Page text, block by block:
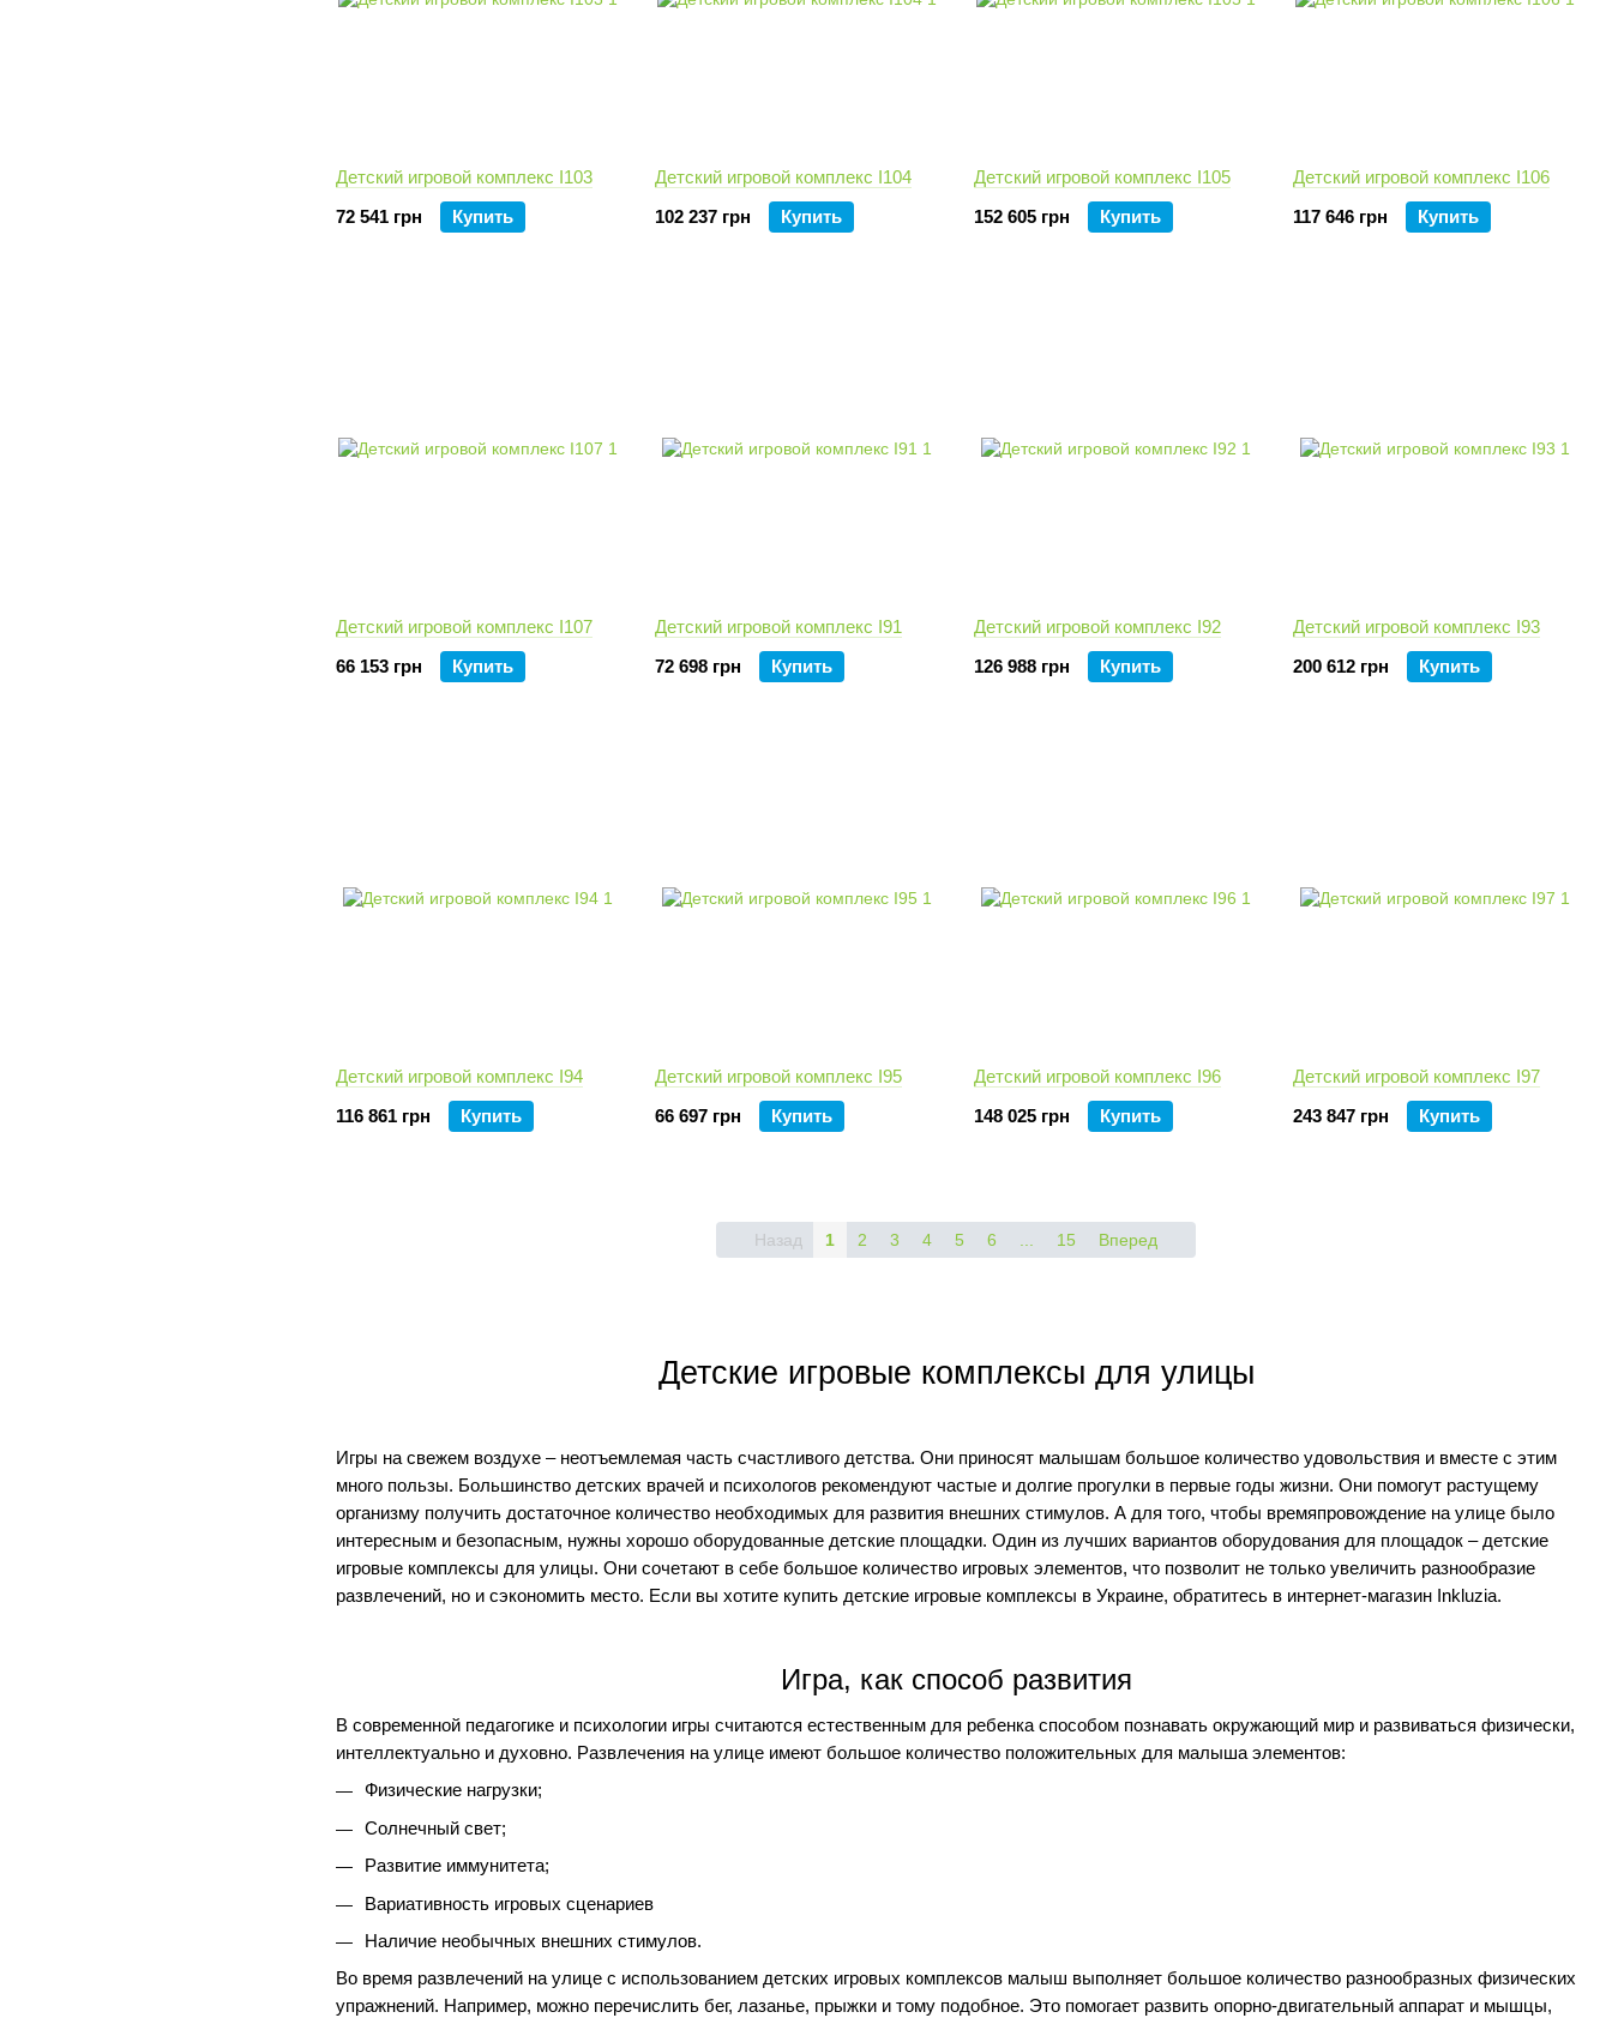
Детские игровые комплексы для улицы
Игры на свежем воздухе – неотъемлемая часть счастливого детства. Они приносят малышам большое количество удовольствия и вместе с этим
много пользы. Большинство детских врачей и психологов рекомендуют частые и долгие прогулки в первые годы жизни. Они помогут растущему
организму получить достаточное количество необходимых для развития внешних стимулов. А для того, чтобы времяпровождение на улице было
интересным и безопасным, нужны хорошо оборудованные детские площадки. Один из лучших вариантов оборудования для площадок – детские
игровые комплексы для улицы. Они сочетают в себе большое количество игровых элементов, что позволит не только увеличить разнообразие
развлечений, но и сэкономить место. Если вы хотите купить детские игровые комплексы в Украине, обратитесь в интернет-магазин Inkluzia.
Игра, как способ развития
В современной педагогике и психологии игры считаются естественным для ребенка способом познавать окружающий мир и развиваться физически,
интеллектуально и духовно. Развлечения на улице имеют большое количество положительных для малыша элементов:
Физические нагрузки;
Солнечный свет;
Развитие иммунитета;
Вариативность игровых сценариев
Наличие необычных внешних стимулов.
Во время развлечений на улице с использованием детских игровых комплексов малыш выполняет большое количество разнообразных физических
упражнений. Например, можно перечислить бег, лазанье, прыжки и тому подобное. Это помогает развить опорно-двигательный аппарат и мышцы,
Детский игровой комплекс I103
72 541 грн
Купить
Детский игровой комплекс I104
102 237 грн
Купить
Детский игровой комплекс I105
152 605 грн
Купить
Детский игровой комплекс I106
117 646 грн
Купить
Детский игровой комплекс I107
66 153 грн
Купить
Детский игровой комплекс I91
72 698 грн
Купить
Детский игровой комплекс I92
126 988 грн
Купить
Детский игровой комплекс I93
200 612 грн
Купить
Детский игровой комплекс I94
116 861 грн
Купить
Детский игровой комплекс I95
66 697 грн
Купить
Детский игровой комплекс I96
148 025 грн
Купить
Детский игровой комплекс I97
243 847 грн
Купить
Назад 1 2 3 4 5 6 15 Вперед